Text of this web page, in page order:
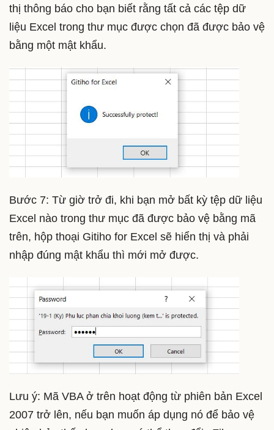
thị thông báo cho bạn biết rằng tất cả các tệp dữ
liệu Excel trong thư mục được chọn đã được bảo vệ
bằng một mật khẩu.
Bước 7: Từ giờ trở đi, khi bạn mở bất kỳ tệp dữ liệu
Excel nào trong thư mục đã được bảo vệ bằng mã
trên, hộp thoại Gitiho for Excel sẽ hiển thị và phải
nhập đúng mật khẩu thì mới mở được.
Lưu ý: Mã VBA ở trên hoạt động từ phiên bản Excel
2007 trở lên, nếu bạn muốn áp dụng nó để bảo vệ